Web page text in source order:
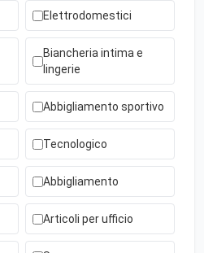
Elettrodomestici
Biancheria intima e
lingerie
Abbigliamento sportivo
Tecnologico
Abbigliamento
Articoli per ufficio